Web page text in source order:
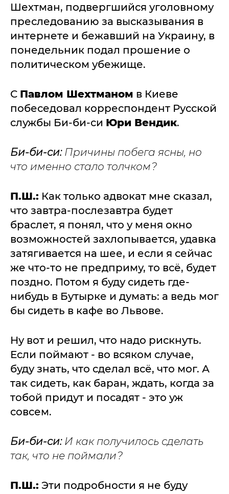
Шехтман, подвергшийся уголовному
преследованию за высказывания в
интернете и бежавший на Украину, в
понедельник подал прошение о
политическом убежище.
С Павлом Шехтманом в Киеве
побеседовал корреспондент Русской
службы Би-би-си Юри Вендик.
Би-би-си:Причины побега ясны, но
что именно стало толчком?
П.Ш.: Как только адвокат мне сказал,
что завтра-послезавтра будет
браслет, я понял, что у меня окно
возможностей захлопывается, удавка
затягивается на шее, и если я сейчас
же что-то не предприму, то всё, будет
поздно. Потом я буду сидеть где-
нибудь в Бутырке и думать: а ведь мог
бы сидеть в кафе во Львове.
Ну вот и решил, что надо рискнуть.
Если поймают - во всяком случае,
буду знать, что сделал всё, что мог. А
так сидеть, как баран, ждать, когда за
тобой придут и посадят - это уж
совсем.
Би-би-си:И как получилось сделать
так, что не поймали?
П.Ш.: Эти подробности я не буду